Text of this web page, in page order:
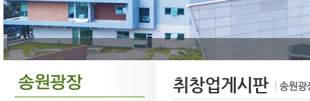
취창업게시판